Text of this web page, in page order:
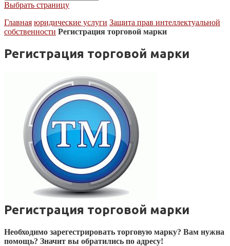
Выбрать страницу
Главная юридические услуги Защита прав интеллектуальной
собственности Регистрация торговой марки
Регистрация торговой марки
Регистрация торговой марки
Необходимо зарегестрировать торговую марку? Вам нужна
помощь? Значит вы обратились по адресу!